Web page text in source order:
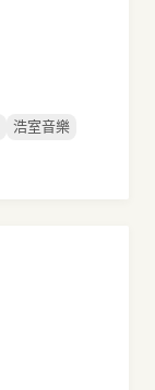
浩室音樂